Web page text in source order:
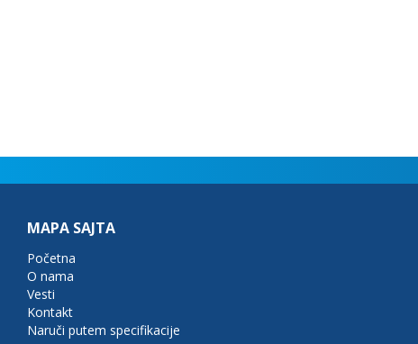
MAPA SAJTA
Početna
O nama
Vesti
Kontakt
Naruči putem specifikacije